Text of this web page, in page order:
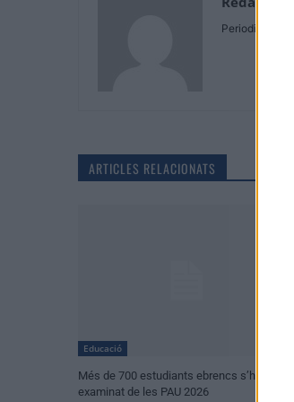
Periodistes
ARTICLES RELACIONATS
Educació
Més de 700 estudiants ebrencs s’han
examinat de les PAU 2026